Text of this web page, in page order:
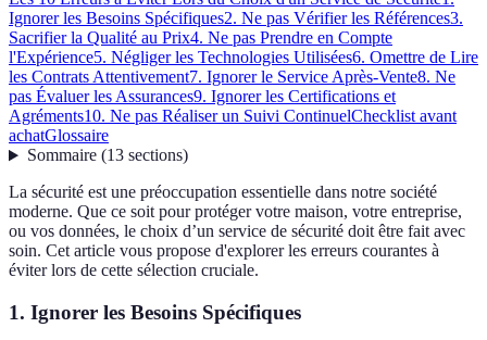
Ignorer les Besoins Spécifiques2. Ne pas Vérifier les Références3.
Sacrifier la Qualité au Prix4. Ne pas Prendre en Compte
l'Expérience5. Négliger les Technologies Utilisées6. Omettre de Lire
les Contrats Attentivement7. Ignorer le Service Après-Vente8. Ne
pas Évaluer les Assurances9. Ignorer les Certifications et
Agréments10. Ne pas Réaliser un Suivi ContinuelChecklist avant
achatGlossaire
Sommaire(13 sections)
La sécurité est une préoccupation essentielle dans notre société
moderne. Que ce soit pour protéger votre maison, votre entreprise,
ou vos données, le choix d’un service de sécurité doit être fait avec
soin. Cet article vous propose d'explorer les erreurs courantes à
éviter lors de cette sélection cruciale.
1. Ignorer les Besoins Spécifiques